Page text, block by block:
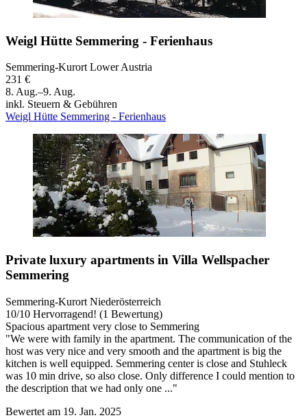
Weigl Hütte Semmering - Ferienhaus
Semmering-Kurort Lower Austria
231 €
8. Aug.–9. Aug.
inkl. Steuern & Gebühren
Weigl Hütte Semmering - Ferienhaus
Private luxury apartments in Villa Wellspacher
Semmering
Semmering-Kurort Niederösterreich
10/10 Hervorragend! (1 Bewertung)
Spacious apartment very close to Semmering
"We were with family in the apartment. The communication of the
host was very nice and very smooth and the apartment is big the
kitchen is well equipped. Semmering center is close and Stuhleck
was 10 min drive, so also close. Only difference I could mention to
the description that we had only one ..."
Bewertet am 19. Jan. 2025